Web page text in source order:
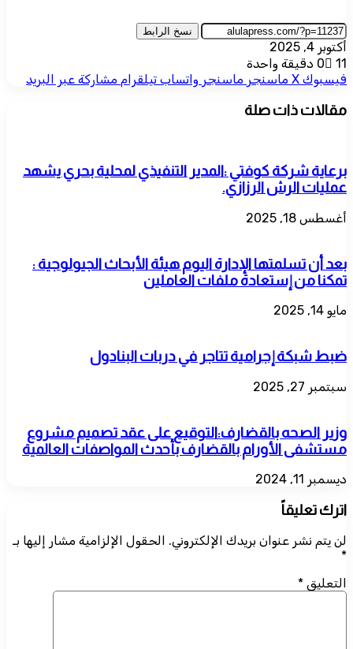
نسخ الرابط
أكتوبر 4, 2025
0
11
دقيقة واحدة
فيسبوك ‫X ماسنجر ماسنجر واتساب تيلقرام مشاركة عبر البريد
مقالات ذات صلة
برعاية شركة كوفتي :المدير التنفيذي لمحلية بحري يشهد
عمليات الرش الرزازي.
أغسطس 18, 2025
بعد أن تسلمتها الإدارة اليوم هيئة الأبحاث الجيولوجية :
تمكنا من إستعادة ملفات العاملين
مايو 14, 2025
ضبط شبكة إجرامية تتاجر في دربات البنادول
سبتمبر 27, 2025
وزير الصحه بالقضارف:التوقيع على عقد تصميم مشروع
مستشفى الأورام بالقضارف بأحدث المواصفات العالمية
ديسمبر 11, 2024
اترك تعليقاً
لن يتم نشر عنوان بريدك الإلكتروني. الحقول الإلزامية مشار إليها بـ
*
التعليق *